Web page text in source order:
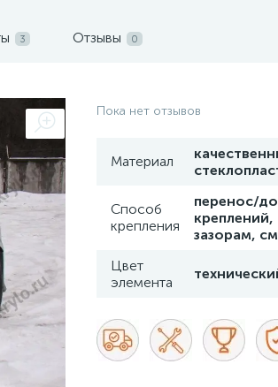
3 Отзывы 0
Пока нет отзывов
Материал
Способ
крепления
перенос/
зазорам,
Цвет
элемента